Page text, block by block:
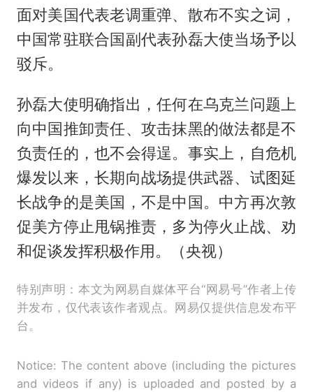
面对美国代表老调重弹、散布不实之词，
中国常驻联合国副代表孙磊大使当场予以
驳斥。
孙磊大使明确指出，任何在乌克兰问题上
向中国推卸责任、攻击抹黑的做法都是不
负责任的，也不会得逞。事实上，自危机
爆发以来，长期向战场提供武器、试图延
长战争的是美国，不是中国。中方再次敦
促美方停止甩锅推责，多为停火止战、劝
和促谈发挥积极作用。（央视）
特别声明：本文为网易自媒体平台“网易号”作者上传
并发布，仅代表该作者观点。网易仅提供信息发布平
台。
Notice: The content above (including the pictures
and videos if any) is uploaded and posted by a